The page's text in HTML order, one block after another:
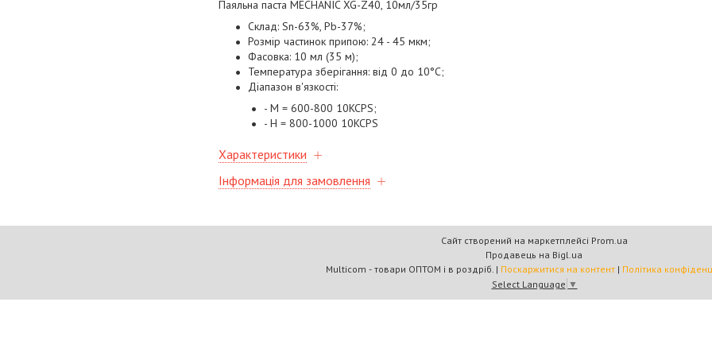
Паяльна паста MECHANIC XG-Z40, 10мл/35гр
Склад: Sn-63%, Pb-37%;
Розмір частинок припою: 24 - 45 мкм;
Фасовка: 10 мл (35 м);
Температура зберігання: від 0 до 10°С;
Діапазон в'язкості:
- М = 600-800 10KCPS;
- H = 800-1000 10KCPS
Характеристики
Інформація для замовлення
Сайт створений на маркетплейсі Prom.ua
Продавець на Bigl.ua
Multicom - товари ОПТОМ і в роздріб. | Поскаржитися на контент | Політика
Select Language ▼